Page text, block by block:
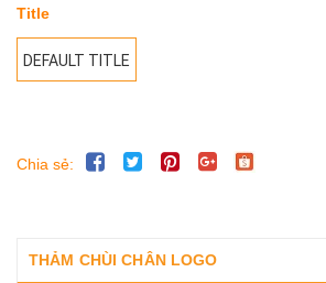
Title
DEFAULT TITLE
Chia sẻ:
THẢM CHÙI CHÂN LOGO